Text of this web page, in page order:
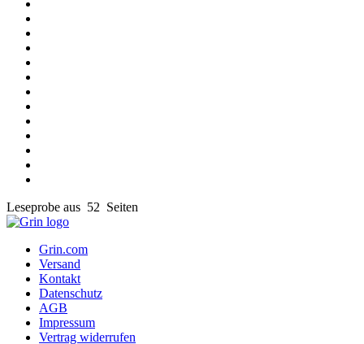
Leseprobe aus 52 Seiten
Grin.com
Versand
Kontakt
Datenschutz
AGB
Impressum
Vertrag widerrufen